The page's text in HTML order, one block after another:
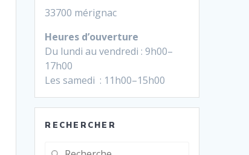
33700 mérignac
Heures d’ouverture
Du lundi au vendredi : 9h00–
17h00
Les samedi : 11h00–15h00
RECHERCHER
Recherche